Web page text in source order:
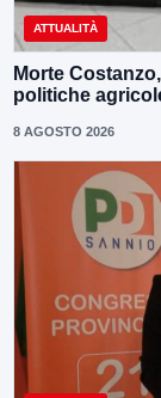
ATTUALITÀ
Morte
politiche
8 AGOSTO 2026